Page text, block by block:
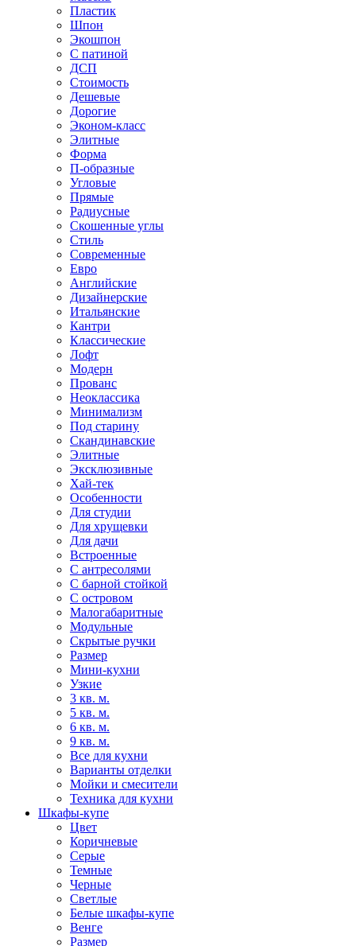
Пластик
Шпон
Экошпон
С патиной
ДСП
Стоимость
Дешевые
Дорогие
Эконом-класс
Элитные
Форма
П-образные
Угловые
Прямые
Радиусные
Скошенные углы
Стиль
Современные
Евро
Английские
Дизайнерские
Итальянские
Кантри
Классические
Лофт
Модерн
Прованс
Неоклассика
Минимализм
Под старину
Скандинавские
Элитные
Эксклюзивные
Хай-тек
Особенности
Для студии
Для хрущевки
Для дачи
Встроенные
С антресолями
С барной стойкой
С островом
Малогабаритные
Модульные
Скрытые ручки
Размер
Мини-кухни
Узкие
3 кв. м.
5 кв. м.
6 кв. м.
9 кв. м.
Все для кухни
Варианты отделки
Мойки и смесители
Техника для кухни
Шкафы-купе
Цвет
Коричневые
Серые
Темные
Черные
Светлые
Белые шкафы-купе
Венге
Размер